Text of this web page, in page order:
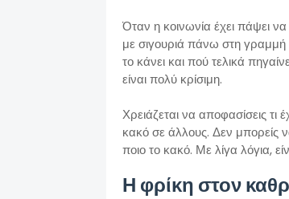
Όταν η κοινωνία έχει πάψει
με σιγουριά πάνω στη γραμμή
το κάνει και πού τελικά
είναι πολύ κρίσιμη.
Χρειάζεται να αποφασίσεις
κακό σε άλλους. Δεν μπορείς
ποιο το κακό. Με λίγα λόγια,
Η φρίκη στον